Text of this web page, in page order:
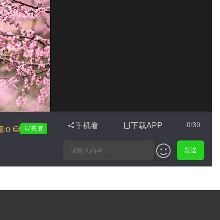
:0 充值 手机看 下载APP 0/30
发送